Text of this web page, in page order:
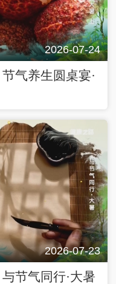
2026-07-24
气养生圆桌宴·
2026-07-23
节气同行·大暑